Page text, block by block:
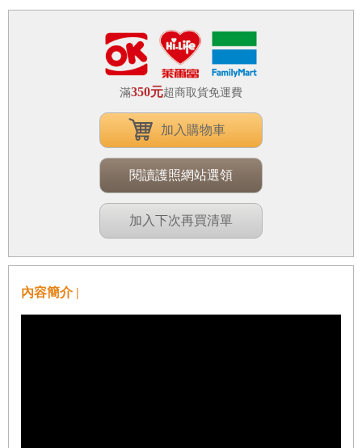
滿350元超商取貨免運費
加入購物車
閱讀護照網站選領
加入下次再買清單
內容簡介 |